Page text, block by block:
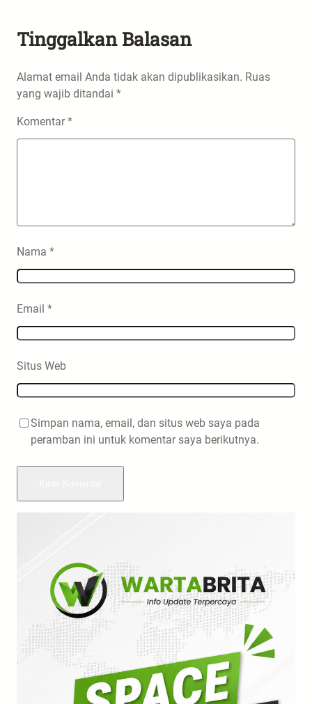
Tinggalkan Balasan
Alamat email Anda tidak akan dipublikasikan. Ruas
yang wajib ditandai *
Komentar*
Nama *
Email *
Situs Web
Simpan nama, email, dan situs web saya pada
peramban ini untuk komentar saya berikutnya.